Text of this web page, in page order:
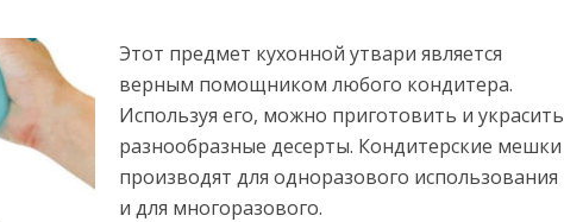
Этот предмет кухонной утвари является
верным помощником любого кондитера.
Используя его, можно приготовить и украсить
разнообразные десерты. Кондитерские мешки
производят для одноразового использования
и для многоразового.